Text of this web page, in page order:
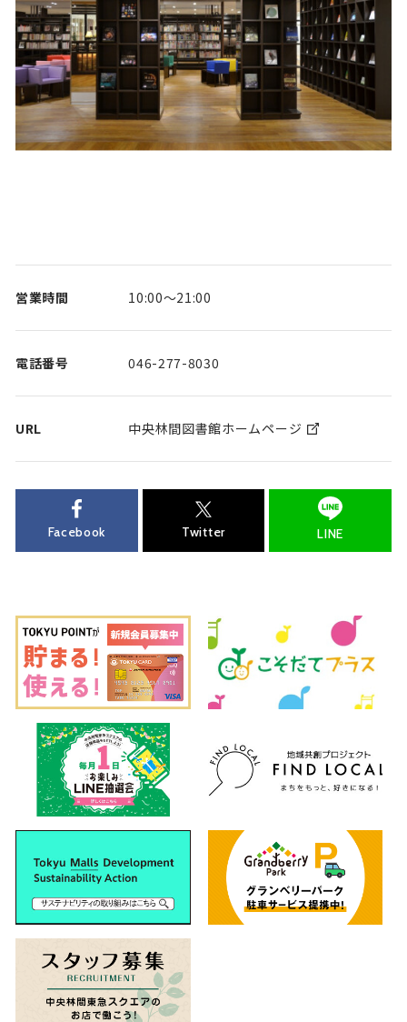
営業時間 10:00～21:00
電話番号 046-277-8030
URL 中央林間図書館ホームページ
Facebook Twitter LINE